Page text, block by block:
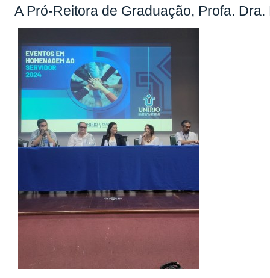
A Pró-Reitora de Graduação, Profa.